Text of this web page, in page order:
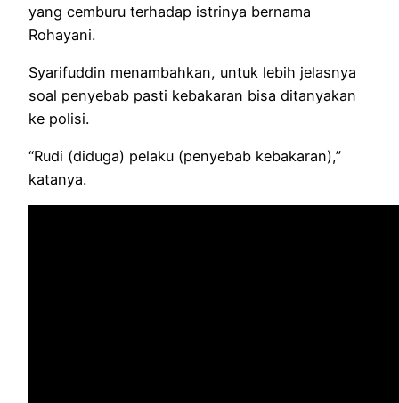
yang cemburu terhadap istrinya bernama
Rohayani.
Syarifuddin menambahkan, untuk lebih jelasnya
soal penyebab pasti kebakaran bisa ditanyakan
ke polisi.
“Rudi (diduga) pelaku (penyebab kebakaran),”
katanya.